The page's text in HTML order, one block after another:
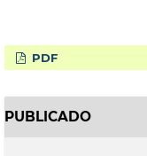
PDF
PUBLICADO